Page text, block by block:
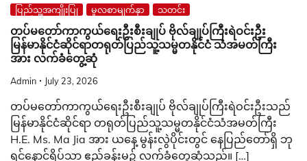
ပြည်သူ့အကျိုးပြု မူလစာမျက်နှာ သတင်း
တပ်မတော်ကာကွယ်ရေးဦးစီးချုပ် ဗိုလ်ချုပ်ကြီးရဲဝင်းဦး
မြန်မာနိုင်ငံဆိုင်ရာတရုတ်ပြည်သူ့သမ္မတနိုင်ငံ သံအမတ်ကြီး
အား လက်ခံတွေ့ဆုံ
Admin July 23, 2026
တပ်မတော်ကာကွယ်ရေးဦးစီးချုပ် ဗိုလ်ချုပ်ကြီးရဲဝင်းဦးသည်
မြန်မာနိုင်ငံဆိုင်ရာ တရုတ်ပြည်သူ့သမ္မတနိုင်ငံသံအမတ်ကြီး
H.E. Ms. Ma Jia အား ယနေ့ မွန်းလွဲပိုင်းတွင် နေပြည်တော်ရှိ ဘု
ရင့်နောင်ရိပ်သာ ဧည့်ခန်းမ၌ လက်ခံတွေ့ဆုံသည်။ […]